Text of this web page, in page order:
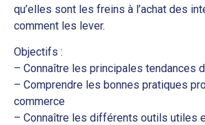
qu’elles sont les freins à l’achat des
comment les lever.
Objectifs :
– Connaître les principales tendances
– Comprendre les bonnes pratiques
commerce
– Connaître les différents outils utiles